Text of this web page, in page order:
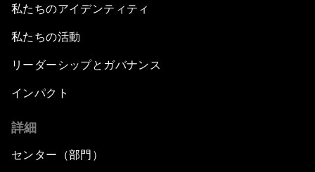
私たちのアイデンティティ
私たちの活動
リーダーシップとガバナンス
インパクト
詳細
センター（部門）